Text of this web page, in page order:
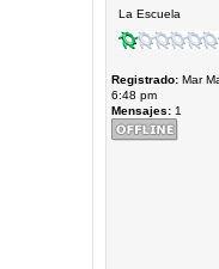
La Escuela
Registrado:Mar
6:48 pm
Mensajes:1